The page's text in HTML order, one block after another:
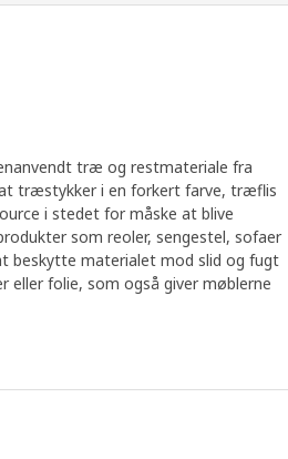
rundt omkring i verden har til
der har et lille rum, der ikke
“Vi blev klar over, at vi havde
skulle kunne tilpasses rum i
uset måde,” siger Klas-Ola.
der kunne passe ind næsten overalt.”
så de udnytter pladsen i
sammen – uden at resultatet
træ og restmateriale fra
træstykker i en forkert farve, træflis
i stedet for måske at blive
som reoler, sengestel, sofaer
beskytte materialet mod slid og fugt
eller folie, som også giver møblerne